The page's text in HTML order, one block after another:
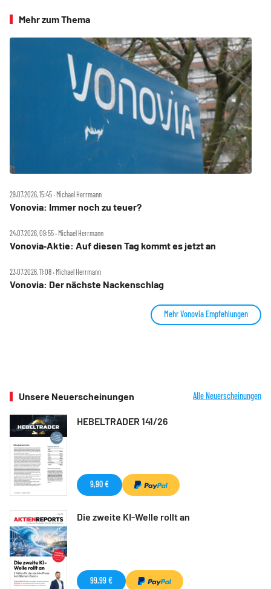
Mehr zum Thema
29.07.2026, 15:45 ‧ Michael Herrmann
Vonovia: Immer noch zu teuer?
24.07.2026, 09:55 ‧ Michael Herrmann
Vonovia‑Aktie: Auf diesen Tag kommt es jetzt an
23.07.2026, 11:08 ‧ Michael Herrmann
Vonovia: Der nächste Nackenschlag
Mehr Vonovia Empfehlungen
Unsere Neuerscheinungen Alle Neuerscheinungen
HEBELTRADER 141/26
9,90 €
Die zweite KI-Welle rollt an
99,99 €